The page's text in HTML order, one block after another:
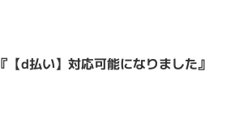
『【d払い】対応可能になりました』